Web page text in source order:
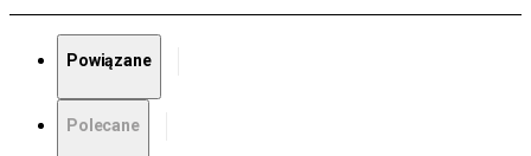
Powiązane
Polecane